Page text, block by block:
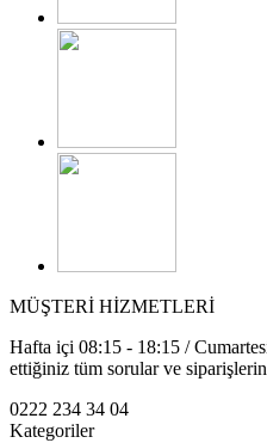
MÜŞTERİ HİZMETLERİ
Hafta içi 08:15 - 18:15 /
ettiğiniz tüm sorular ve
0222 234 34 04
Kategoriler